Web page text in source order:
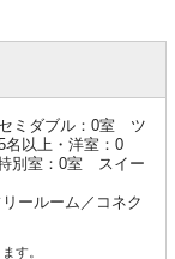
ミダブル：0室 ツ
以上・洋室：0
別室：0室 スイー
ールーム／コネク
す。